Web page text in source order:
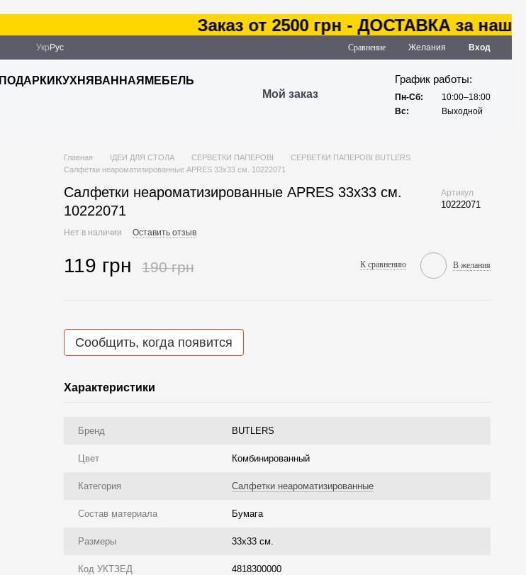
Заказ от 2500 грн - ДОСТАВКА за наш счет
Укр Рус Сравнение Желания Вход
ПОДАРКИ КУХНЯ ВАННАЯ МЕБЕЛЬ
Мой заказ
График работы:
Пн-Сб:
10:00–18:00
Вс:
Выходной
Главная ІДЕИ ДЛЯ СТОЛА СЕРВЕТКИ ПАПЕРОВІ
СЕРВЕТКИ ПАПЕРОВІ BUTLERS
Салфетки неароматизированные APRES 33х33 см. 10222071
Салфетки неароматизированные APRES 33х33 см.
10222071
Артикул
10222071
Нет в наличии Оставить отзыв
119 грн 190 грн К сравнению В желания
Сообщить, когда появится
Характеристики
Бренд BUTLERS
Цвет Комбинированный
Категория Салфетки неароматизированные
Состав материала Бумага
Размеры 33х33 см.
Код УКТЗЕД 4818300000